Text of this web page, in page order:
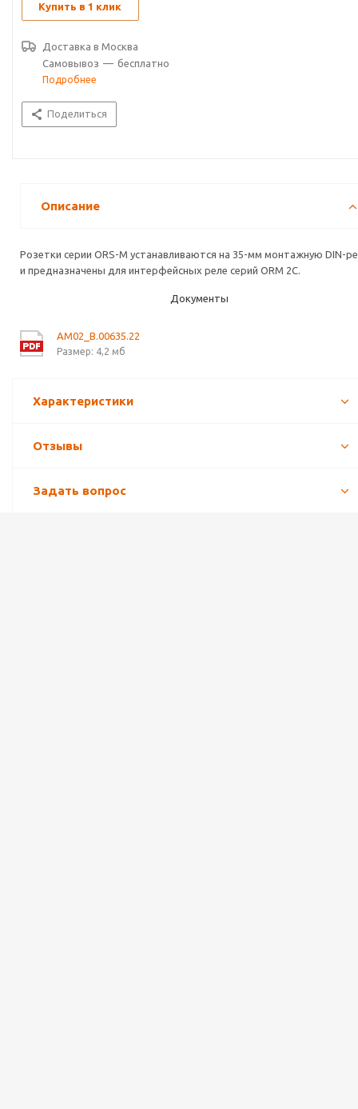
Купить в 1 клик
Доставка в Москва
Самовывоз — бесплатно
Подробнее
Поделиться
Описание
Розетки серии ORS-M устанавливаются на 35-мм монтажную DIN-
и предназначены для интерфейсных реле серий ORM 2C.
Документы
AM02_B.00635.22
Размер: 4,2 мб
Характеристики
Отзывы
Задать вопрос